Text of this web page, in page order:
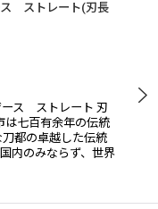
ス ストレート(刃長
ース ストレート 刃
は七百有余年の伝統
都の卓越した伝統
内のみならず、世界